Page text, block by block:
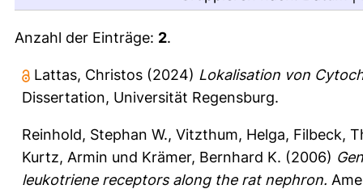
Anzahl der Einträge: 2.
Lattas, Christos (2024) Lokalisation von
Dissertation, Universität Regensburg.
Reinhold, Stephan W., Vitzthum, Helga, Filbeck,
Kurtz, Armin und Krämer, Bernhard K. (2006)
leukotriene receptors along the rat nephron.